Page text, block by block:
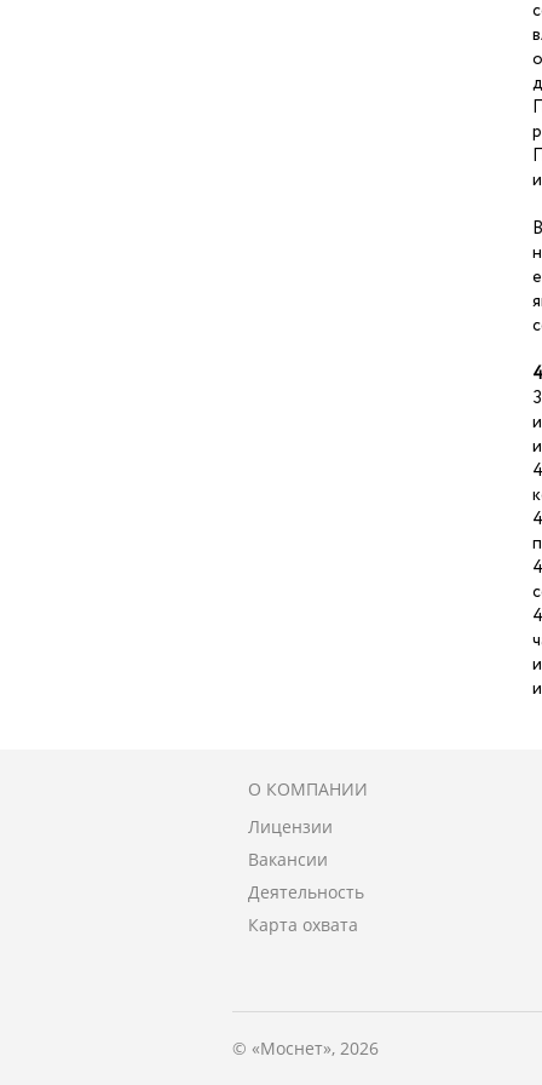
О КОМПАНИИ
Лицензии
Вакансии
Деятельность
Карта охвата
© «Моснет», 2026